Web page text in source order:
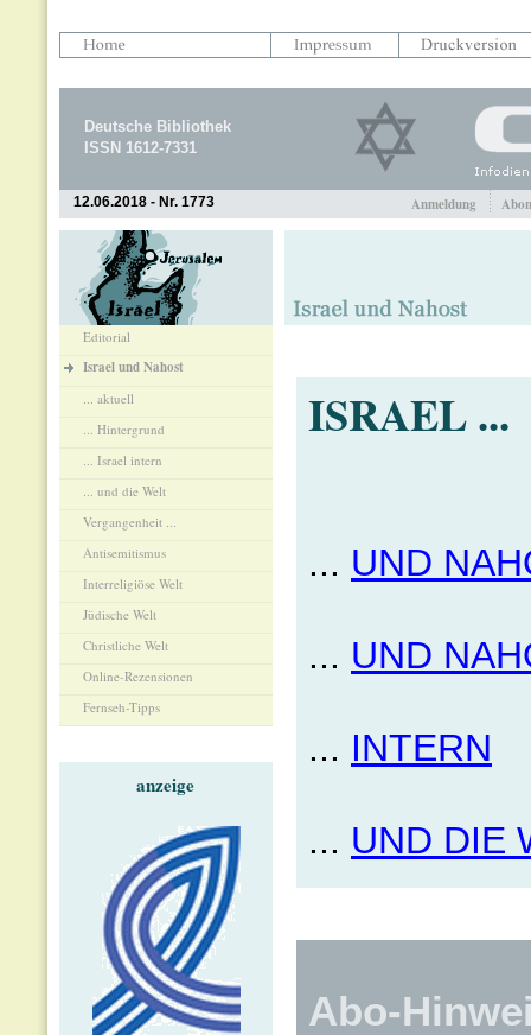
Deutsche Bibliothek
ISSN 1612-7331
12.06.2018 - Nr. 1773 Anmeldung
Editorial
Israel und Nahost
... aktuell
... Hintergrund
... Israel intern
... und die Welt
Vergangenheit ...
Antisemitismus
Interreligiöse Welt
Jüdische Welt
Christliche Welt
Online-Rezensionen
Fernseh-Tipps
anzeige
ISRAEL ...
... UND
... UND
... INTERN
... UND DIE
Abo-